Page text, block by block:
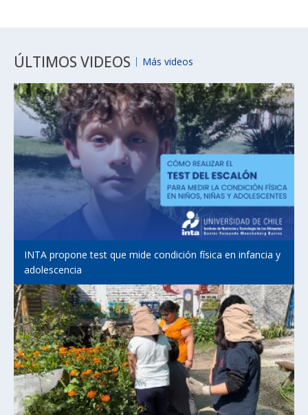
ÚLTIMOS VIDEOS Más videos
INTA propone test que mide condición física en infancia y
adolescencia